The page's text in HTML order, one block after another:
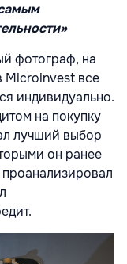
фотограф, на
Microinvest все
индивидуально.
на покупку
лучший выбор
он ранее